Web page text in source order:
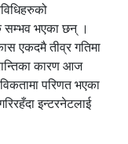
सम्भव भएका छन् ।
एकदमै तीव्र गतिमा
कारण आज
परिणत भएका
इन्टरनेटलाई